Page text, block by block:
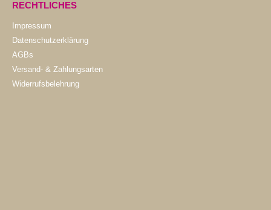
RECHTLICHES
Impressum
Datenschutzerklärung
AGBs
Versand- & Zahlungsarten
Widerrufsbelehrung